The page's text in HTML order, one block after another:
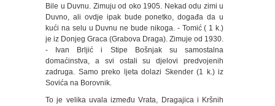
Bile u Duvnu. Zimuju od oko 1905. Nekad odu zimi u
Duvno, ali ovdje ipak bude ponetko, događa da u
kući na selu u Duvnu ne bude nikoga. - Tomić ( 1 k.)
je iz Donjeg Graca (Grabova Draga). Zimuje od 1930.
- Ivan Brljić i Stipe Bošnjak su samostalna
domaćinstva, a svi ostali su djelovi predvojenih
zadruga. Samo preko ljeta dolazi Skender (1 k.) iz
Sovića na Borovnik.
To je velika uvala između Vrata, Dragajica i Kršnih